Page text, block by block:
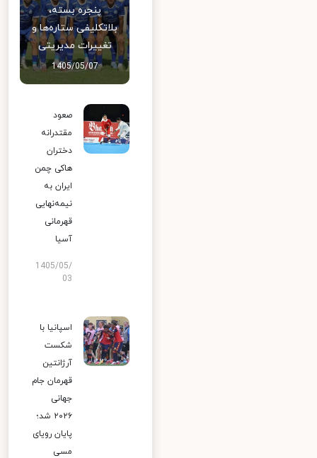
پنجره بسته،
بلاتکلیفی ستاره‌ها و
تغییرات مدیریتی
1405/05/07
صعود
مقتدرانه
دختران
هاکی چمن
ایران به
نیمه‌نهایی
قهرمانی
آسیا
1405/05/
03
اسپانیا با
شکست
آرژانتین
قهرمان جام
جهانی
۲۰۲۶ شد؛
پایان رویای
مسی